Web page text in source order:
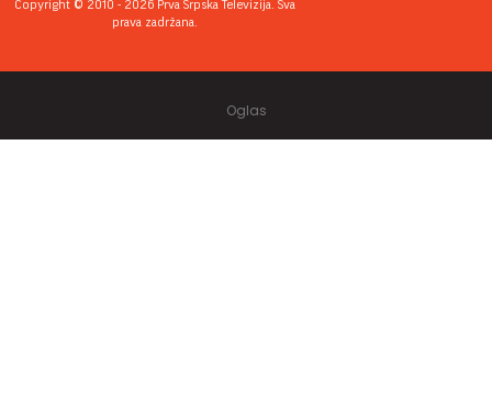
Copyright © 2010 - 2026 Prva Srpska Televizija. Sva
prava zadržana.